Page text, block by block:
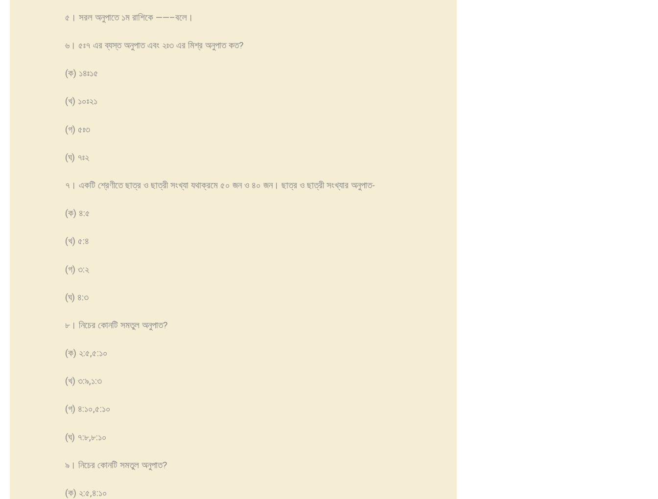
৫। সরল অনুপাতে ১ম রাশিকে ——–বলে।
৬। ৫ঃ৭ এর ব্যস্ত অনুপাত এবং ২ঃ৩ এর মিশ্র অনুপাত কত?
(ক) ১৪ঃ১৫
(খ) ১০ঃ২১
(গ) ৫ঃ৩
(ঘ) ৭ঃ২
৭। একটি শ্রেণীতে ছাত্র ও ছাত্রী সংখ্যা যথাক্রমে ৫০ জন ও ৪০ জন। ছাত্র ও ছাত্রী সংখ্যার অনুপাত-
(ক) ৪:৫
(খ) ৫:৪
(গ) ৩:২
(ঘ) ৪:৩
৮। নিচের কোনটি সমতুল অনুপাত?
(ক) ২:৫,৫:১০
(খ) ৩:৯,১:৩
(গ) ৪:১০,৫:১০
(ঘ) ৭:৮,৮:১০
৯। নিচের কোনটি সমতুল অনুপাত?
(ক) ২:৫,৪:১০